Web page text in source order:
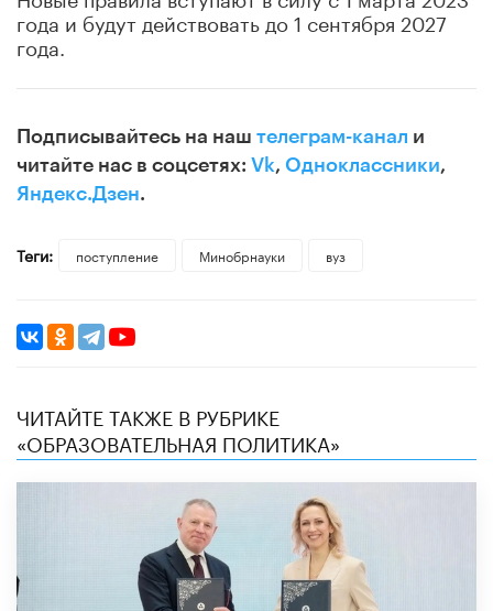
года и будут действовать до 1 сентября 2027
года.
Подписывайтесь на наш телеграм-канал и
читайте нас в соцсетях: Vk, Одноклассники,
Яндекс.Дзен.
Теги: поступление Минобрнауки вуз
ЧИТАЙТЕ ТАКЖЕ В РУБРИКЕ
«ОБРАЗОВАТЕЛЬНАЯ ПОЛИТИКА»